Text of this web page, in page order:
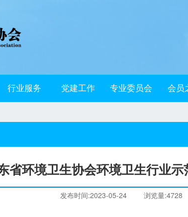
行业服务 党建工作 专业委员会 会员
省环境卫生协会环境卫生行业
发布时间:2023-05-24 浏览量:4728